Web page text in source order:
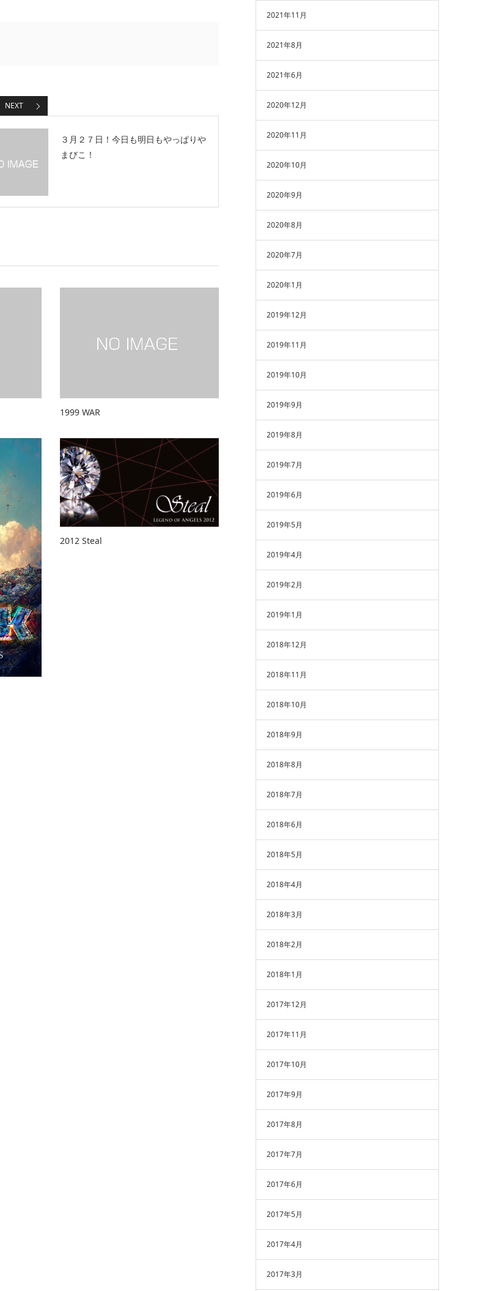
NEXT
３月２７日！今日も明日もやっぱりや
まびこ！
1999 WAR
2012 Steal
2021年11月
2021年8月
2021年6月
2020年12月
2020年11月
2020年10月
2020年9月
2020年8月
2020年7月
2020年1月
2019年12月
2019年11月
2019年10月
2019年9月
2019年8月
2019年7月
2019年6月
2019年5月
2019年4月
2019年2月
2019年1月
2018年12月
2018年11月
2018年10月
2018年9月
2018年8月
2018年7月
2018年6月
2018年5月
2018年4月
2018年3月
2018年2月
2018年1月
2017年12月
2017年11月
2017年10月
2017年9月
2017年8月
2017年7月
2017年6月
2017年5月
2017年4月
2017年3月